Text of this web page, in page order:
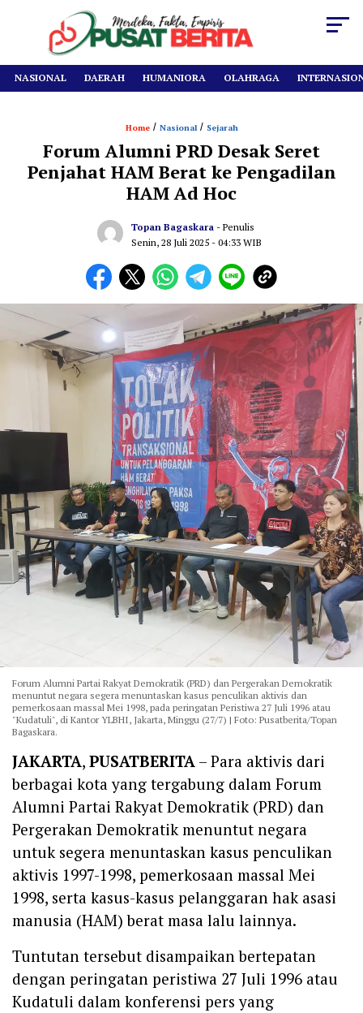
NASIONAL DAERAH HUMANIORA OLAHRAGA
Home/ Nasional/ Sejarah
Forum Alumni PRD Desak Seret
Penjahat HAM Berat ke Pengadilan
HAM Ad Hoc
Topan Bagaskara - Penulis
Senin, 28 Juli 2025 - 04:33 WIB
Forum Alumni Partai Rakyat Demokratik (PRD) dan Pergerakan Demokratik
menuntut negara segera menuntaskan kasus penculikan aktivis dan
pemerkosaan massal Mei 1998, pada peringatan Peristiwa 27 Juli 1996 atau
"Kudatuli", di Kantor YLBHI, Jakarta, Minggu (27/7) | Foto: Pusatberita/Topan
Bagaskara.
JAKARTA, PUSATBERITA – Para aktivis dari
berbagai kota yang tergabung dalam Forum
Alumni Partai Rakyat Demokratik (PRD) dan
Pergerakan Demokratik menuntut negara
untuk segera menuntaskan kasus penculikan
aktivis 1997-1998, pemerkosaan massal Mei
1998, serta kasus-kasus pelanggaran hak asasi
manusia (HAM) berat masa lalu lainnya.
‎Tuntutan tersebut disampaikan bertepatan
dengan peringatan peristiwa 27 Juli 1996 atau
Kudatuli dalam konferensi pers yang